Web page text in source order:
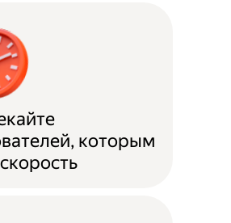
которым